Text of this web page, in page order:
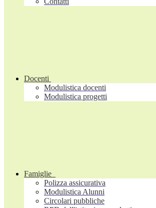
Docenti
Modulistica docenti
Modulistica progetti
Famiglie
Polizza assicurativa
Modulistica Alunni
Circolari pubbliche